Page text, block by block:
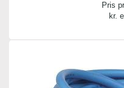
Pris
kr.